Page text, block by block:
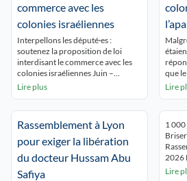
commerce avec les
colonies israéliennes
Interpellons les député·es :
soutenez la proposition de loi
interdisant le commerce avec les
colonies israéliennes Juin –
Décembre 2026 5 048
économique avec les colonies
israéliennes illégales Une
proposition de loi va être déposée
à l’Assemblée nationale pour
interdire le commerce […]
Lire plus
que
pas
Enfin,
des
Lire
Rassemblement à Lyon
pour exiger la libération
du docteur Hussam Abu
Safiya
1 000
2026
de
Lire